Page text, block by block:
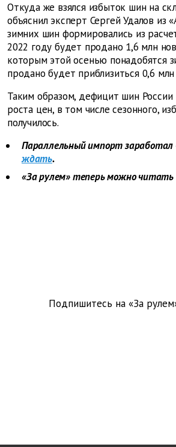
Откуда же взялся избыток шин на
объяснил эксперт Сергей Удалов из
зимних шин формировались из
2022 году будет продано 1,6 млн
которым этой осенью понадобятся
продано будет приблизиться 0,6
Таким образом, дефицит шин России
роста цен, в том числе сезонного,
получилось.
Параллельный импорт заработал
ждать.
«За рулем» теперь можно читать
Подпишитесь на «За